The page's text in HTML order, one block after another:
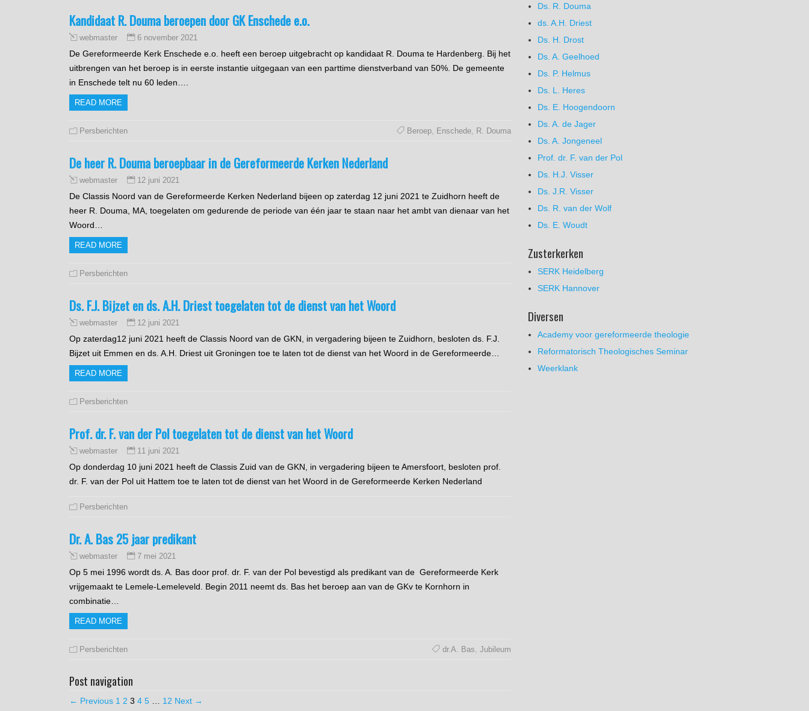
Kandidaat R. Douma beroepen door GK Enschede e.o.
webmaster 6 november 2021
De Gereformeerde Kerk Enschede e.o. heeft een beroep uitgebracht op kandidaat R. Douma te Hardenberg. Bij het
uitbrengen van het beroep is in eerste instantie uitgegaan van een parttime dienstverband van 50%. De gemeente
in Enschede telt nu 60 leden….
READ MORE
Persberichten Beroep, Enschede, R. Douma
De heer R. Douma beroepbaar in de Gereformeerde Kerken Nederland
webmaster 12 juni 2021
De Classis Noord van de Gereformeerde Kerken Nederland bijeen op zaterdag 12 juni 2021 te Zuidhorn heeft de
heer R. Douma, MA, toegelaten om gedurende de periode van één jaar te staan naar het ambt van dienaar van het
Woord…
READ MORE
Persberichten
Ds. F.J. Bijzet en ds. A.H. Driest toegelaten tot de dienst van het Woord
webmaster 12 juni 2021
Op zaterdag12 juni 2021 heeft de Classis Noord van de GKN, in vergadering bijeen te Zuidhorn, besloten ds. F.J.
Bijzet uit Emmen en ds. A.H. Driest uit Groningen toe te laten tot de dienst van het Woord in de Gereformeerde…
READ MORE
Persberichten
Prof. dr. F. van der Pol toegelaten tot de dienst van het Woord
webmaster 11 juni 2021
Op donderdag 10 juni 2021 heeft de Classis Zuid van de GKN, in vergadering bijeen te Amersfoort, besloten prof.
dr. F. van der Pol uit Hattem toe te laten tot de dienst van het Woord in de Gereformeerde Kerken Nederland
Persberichten
Dr. A. Bas 25 jaar predikant
webmaster 7 mei 2021
Op 5 mei 1996 wordt ds. A. Bas door prof. dr. F. van der Pol bevestigd als predikant van de Gereformeerde Kerk
vrijgemaakt te Lemele-Lemeleveld. Begin 2011 neemt ds. Bas het beroep aan van de GKv te Kornhorn in
combinatie…
READ MORE
Persberichten dr.A. Bas Jubileum
Post navigation
← Previous 1 2 3 4 5 12 Next →
Ds. R. Douma
ds. A.H. Driest
Ds. H. Drost
Ds. A. Geelhoed
Ds. P. Helmus
Ds. L. Heres
Ds. E. Hoogendoorn
Ds. A. de Jager
Ds. A. Jongeneel
Prof. dr. F. van der Pol
Ds. H.J. Visser
Ds. J.R. Visser
Ds. R. van der Wolf
Ds. E. Woudt
Zusterkerken
SERK Heidelberg
SERK Hannover
Diversen
Academy voor gereformeerde theologie
Reformatorisch Theologisches Seminar
Weerklank